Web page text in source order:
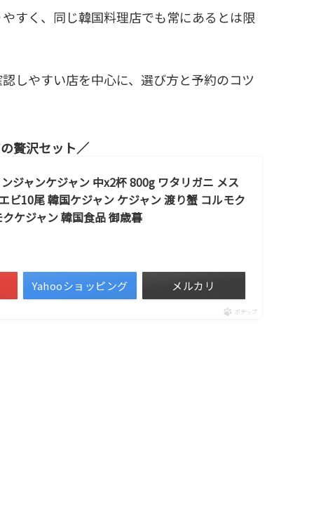
すく、同じ韓国料理店でも常にあるとは限
しやすい店を中心に、選び方と予約のコツ
贅沢セット
ジャンケジャン 中x2杯 800g ワタリガニ メス
ビ10尾 韓国ケジャン ケジャン 渡り蟹 コルモク
ケジャン 韓国食品 御歳暮
Yahooショッピング メルカリ
ポチップ